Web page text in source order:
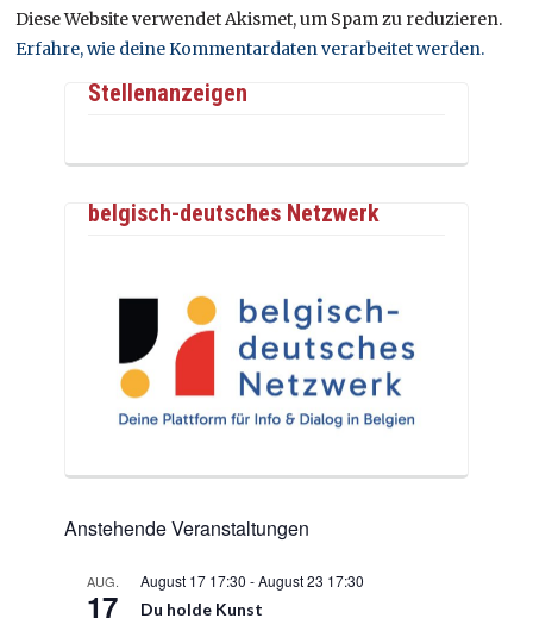
Diese Website verwendet Akismet, um Spam zu reduzieren.
Erfahre, wie deine Kommentardaten verarbeitet werden.
Stellenanzeigen
belgisch-deutsches Netzwerk
Anstehende Veranstaltungen
AUG.
17
August 17 17:30 -August 23 17:30
Du holde Kunst